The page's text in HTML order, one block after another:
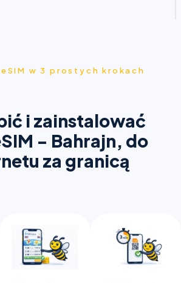
w 3 prostych krokach
i zainstalować
- Bahrajn, do
za granicą